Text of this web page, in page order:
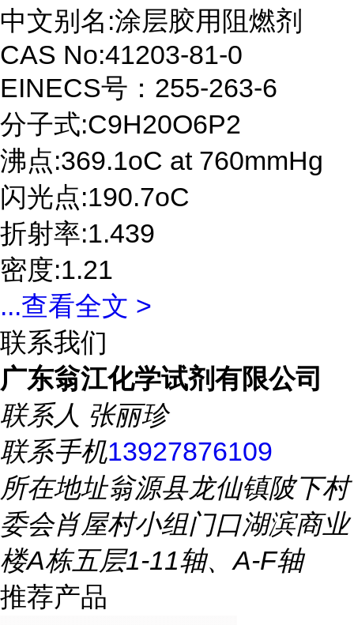
中文别名:涂层胶用阻燃剂
CAS No:41203-81-0
EINECS号：255-263-6
分子式:C9H20O6P2
沸点:369.1oC at 760mmHg
闪光点:190.7oC
折射率:1.439
密度:1.21
...查看全文 >
联系我们
广东翁江化学试剂有限公司
联系人 张丽珍
联系手机13927876109
所在地址翁源县龙仙镇陂下村
委会肖屋村小组门口湖滨商业
楼A栋五层1-11轴、A-F轴
推荐产品